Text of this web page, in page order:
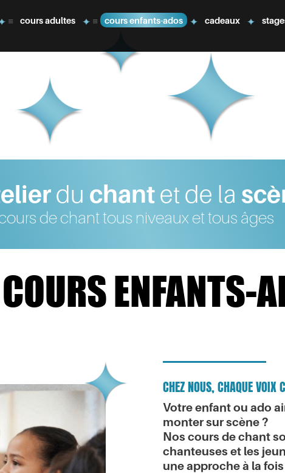
cours adultes cours enfants-ados cadeaux
du chantet de la
de chant tous niveaux et tous âges
ENFANTS-
CHEZ NOUS, CHAQUE VOIX
Votre enfant ou ado
monter sur scène ?
Nos cours de chant
chanteuses et les
une approche à la